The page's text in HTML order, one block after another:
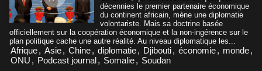
décennies le premier partenaire économique
du continent africain, mène une diplomatie
volontariste. Mais sa doctrine basée
officiellement sur la coopération économique et la non-ingérence sur le
plan politique cache une autre réalité. Au niveau diplomatique les...
Afrique, Asie, Chine, diplomatie, Djibouti, économie, monde,
ONU , Podcast journal, Somalie, Soudan